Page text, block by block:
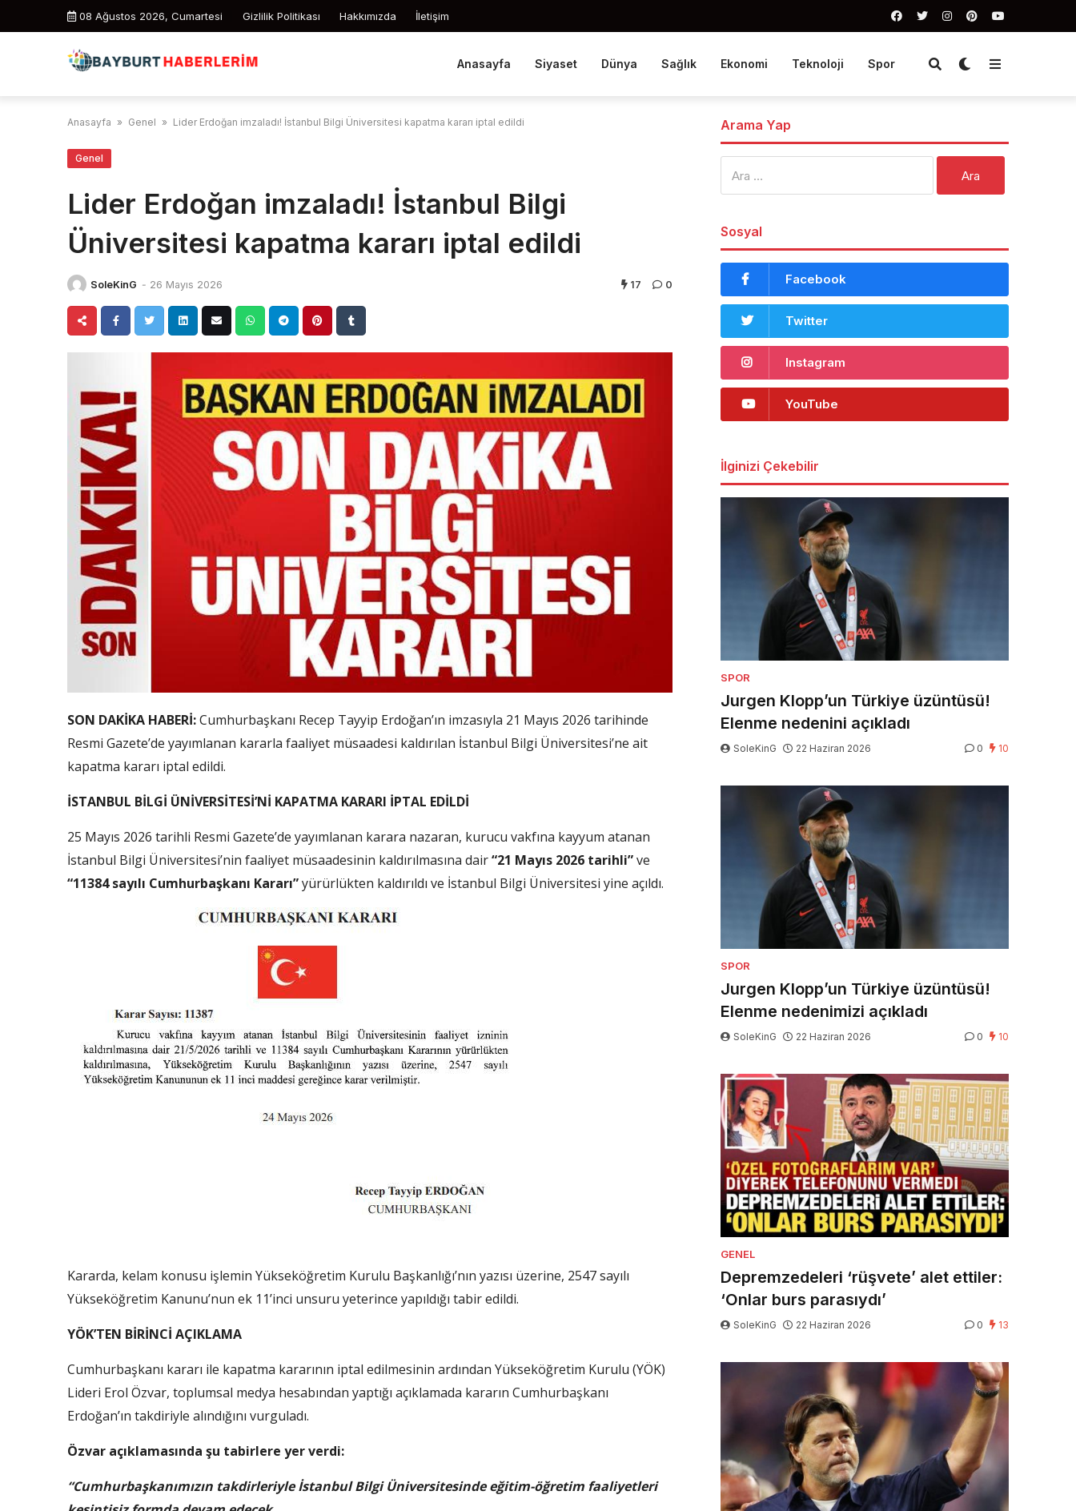
08 Ağustos 2026, Cumartesi Gizlilik Politikası Hakkımızda İletişim
Anasayfa Siyaset Dünya Sağlık Ekonomi Teknoloji Spor
Anasayfa » Genel » Lider Erdoğan imzaladı! İstanbul Bilgi Üniversitesi kapatma kararı iptal edildi
Genel
Lider Erdoğan imzaladı! İstanbul Bilgi
Üniversitesi kapatma kararı iptal edildi
SoleKinG - 26 Mayıs 2026 17 0
SON DAKİKA HABERİ:Cumhurbaşkanı Recep Tayyip Erdoğan’ın imzasıyla 21 Mayıs 2026 tarihinde
Resmi Gazete’de yayımlanan kararla faaliyet müsaadesi kaldırılan İstanbul Bilgi Üniversitesi’ne ait
kapatma kararı iptal edildi.
İSTANBUL BİLGİ ÜNİVERSİTESİ’Nİ KAPATMA KARARI İPTAL EDİLDİ
25 Mayıs 2026 tarihli Resmi Gazete’de yayımlanan karara nazaran, kurucu vakfına kayyum atanan
İstanbul Bilgi Üniversitesi’nin faaliyet müsaadesinin kaldırılmasına dair“21 Mayıs 2026 tarihli”ve
“11384 sayılı Cumhurbaşkanı Kararı”yürürlükten kaldırıldı ve İstanbul Bilgi Üniversitesi yine açıldı.
Kararda, kelam konusu işlemin Yükseköğretim Kurulu Başkanlığı’nın yazısı üzerine, 2547 sayılı
Yükseköğretim Kanunu’nun ek 11’inci unsuru yeterince yapıldığı tabir edildi.
YÖK’TEN BİRİNCİ AÇIKLAMA
Cumhurbaşkanı kararı ile kapatma kararının iptal edilmesinin ardından Yükseköğretim Kurulu (YÖK)
Lideri Erol Özvar, toplumsal medya hesabından yaptığı açıklamada kararın Cumhurbaşkanı
Erdoğan’ın takdiriyle alındığını vurguladı.
Özvar açıklamasında şu tabirlere yer verdi:
“Cumhurbaşkanımızın takdirleriyle İstanbul Bilgi Üniversitesinde eğitim-öğretim faaliyetleri
Arama Yap
Sosyal
Facebook
Twitter
Instagram
YouTube
İlginizi Çekebilir
SPOR
Jurgen Klopp’un Türkiye üzüntüsü!
Elenme nedenini açıkladı
SoleKinG 22 Haziran 2026 0 10
SPOR
Jurgen Klopp’un Türkiye üzüntüsü!
Elenme nedenimizi açıkladı
SoleKinG 22 Haziran 2026 0 10
GENEL
Depremzedeleri ‘rüşvete’ alet ettiler:
‘Onlar burs parasıydı’
SoleKinG 22 Haziran 2026 0 13